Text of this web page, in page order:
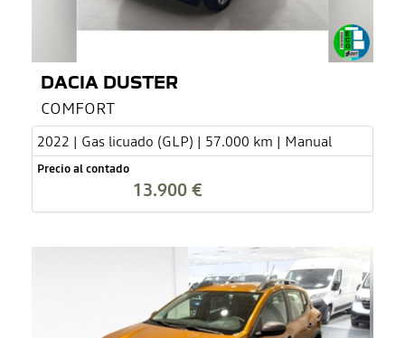
DACIA DUSTER
COMFORT
2022 | Gas licuado (GLP) | 57.000 km | Manual
Precio al contado
13.900 €